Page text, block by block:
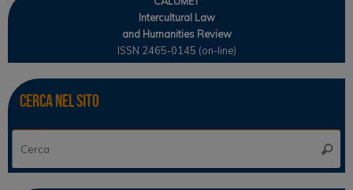
Intercultural Law
and Humanities Review
ISSN 2465-0145 (on-line)
Cerca nel sito
Cerca